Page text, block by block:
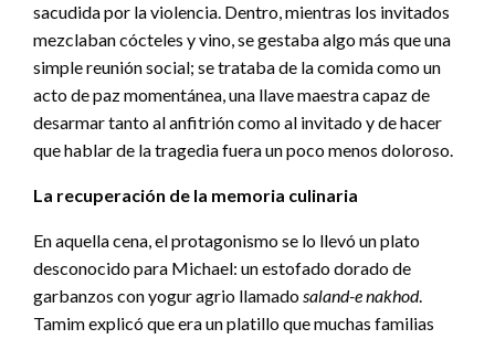
sacudida por la violencia. Dentro, mientras los invitados
mezclaban cócteles y vino, se gestaba algo más que una
simple reunión social; se trataba de la comida como un
acto de paz momentánea, una llave maestra capaz de
desarmar tanto al anfitrión como al invitado y de hacer
que hablar de la tragedia fuera un poco menos doloroso.
La recuperación de la memoria culinaria
En aquella cena, el protagonismo se lo llevó un plato
desconocido para Michael: un estofado dorado de
garbanzos con yogur agrio llamadosaland-e nakhod.
Tamim explicó que era un platillo que muchas familias